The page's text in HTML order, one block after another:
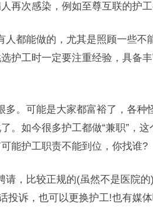
再次感染，例如至尊互联的护工
都能做的，尤其是照顾一些不
护工时一定要注重经验，具备
。可能是大家都富裕了，各种
。如今很多护工都做“兼职”，
能护工职责不能到位，你找谁?
，比较正规的(虽然不是医院的
投诉，也可以更换护工!也有媒